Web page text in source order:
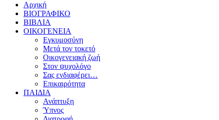
Αρχική
ΒΙΟΓΡΑΦΙΚΟ
ΒΙΒΛΙΑ
ΟΙΚΟΓΕΝΕΙΑ
Εγκυμοσύνη
Μετά τον τοκετό
Οικογενειακή ζωή
Στον ψυχολόγο
Σας ενδιαφέρει…
Επικαιρότητα
ΠΑΙΔΙΑ
Ανάπτυξη
Ύπνος